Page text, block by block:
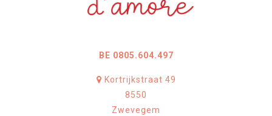
BE 0805.604.497
Kortrijkstraat 49
8550
Zwevegem